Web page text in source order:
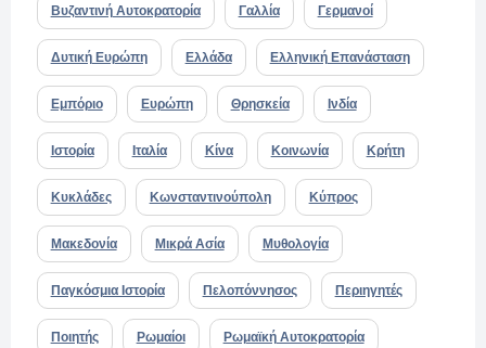
Βυζαντινή Αυτοκρατορία Γαλλία Γερμανοί
Δυτική Ευρώπη Ελλάδα Ελληνική Επανάσταση
Εμπόριο Ευρώπη Θρησκεία Ινδία
Ιστορία Ιταλία Κίνα Κοινωνία Κρήτη
Κυκλάδες Κωνσταντινούπολη Κύπρος
Μακεδονία Μικρά Ασία Μυθολογία
Παγκόσμια Ιστορία Πελοπόννησος Περιηγητές
Ποιητής Ρωμαίοι Ρωμαϊκή Αυτοκρατορία